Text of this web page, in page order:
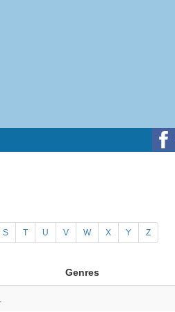
S T U V W X Y Z
Genres